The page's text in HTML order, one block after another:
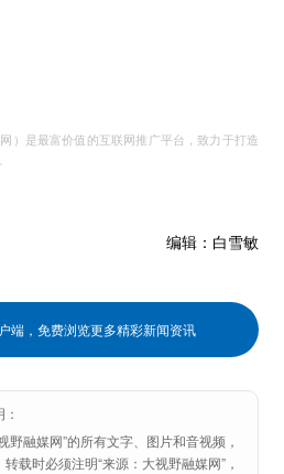
）是最富价值的互联网推广平台，致力于打造
编辑： 白雪敏
端，免费浏览更多精彩新闻资讯
野融媒网”的所有文字、图片和音视频，
载时必须注明“来源：大视野融媒网”，